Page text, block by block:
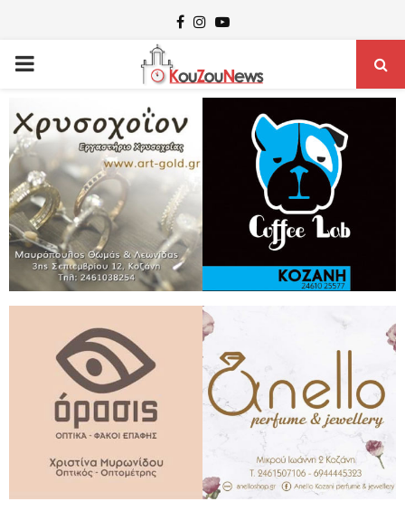
Facebook
Instagram
Youtube
PRIMARY
MENU